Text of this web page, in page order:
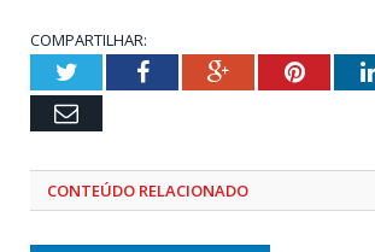
COMPARTILHAR:
TwitterFacebookGoogle+
Email
CONTEÚDO RELACIONADO